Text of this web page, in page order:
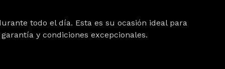
todo el día. Esta es su ocasión ideal para
y condiciones excepcionales.